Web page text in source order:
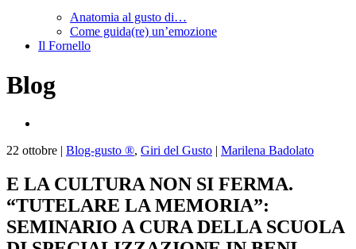
Anatomia al gusto di…
Come guida(re) un’emozione
Il Fornello
Blog
22 ottobre | Blog-gusto ®, Giri del Gusto | Marilena Badolato
E LA CULTURA NON SI FERMA.
“TUTELARE LA MEMORIA”:
SEMINARIO A CURA DELLA SCUOLA